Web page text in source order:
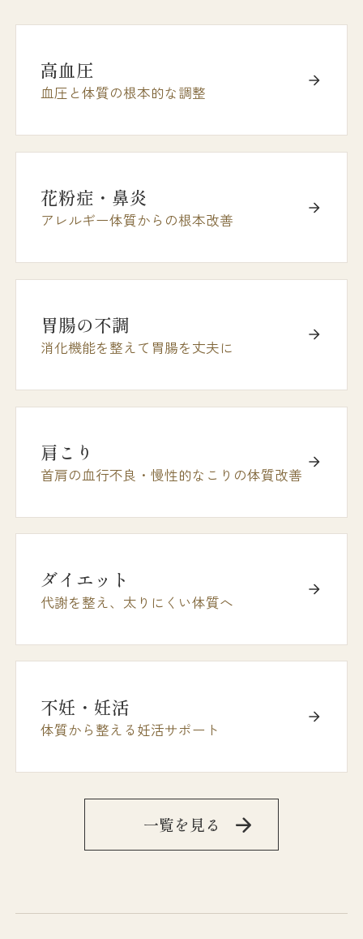
高血圧
血圧と体質の根本的な調整
花粉症・鼻炎
アレルギー体質からの根本改善
胃腸の不調
消化機能を整えて胃腸を丈夫に
肩こり
首肩の血行不良・慢性的なこりの体質改善
ダイエット
代謝を整え、太りにくい体質へ
不妊・妊活
体質から整える妊活サポート
一覧を見る